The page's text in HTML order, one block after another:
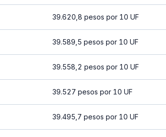
39.620,8 pesos por 10 UF
39.589,5 pesos por 10 UF
39.558,2 pesos por 10 UF
39.527 pesos por 10 UF
39.495,7 pesos por 10 UF